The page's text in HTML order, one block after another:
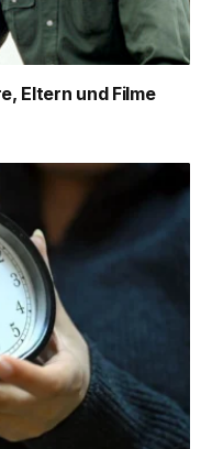
Eltern und Filme